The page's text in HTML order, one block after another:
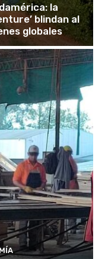
la
blindan al
globales